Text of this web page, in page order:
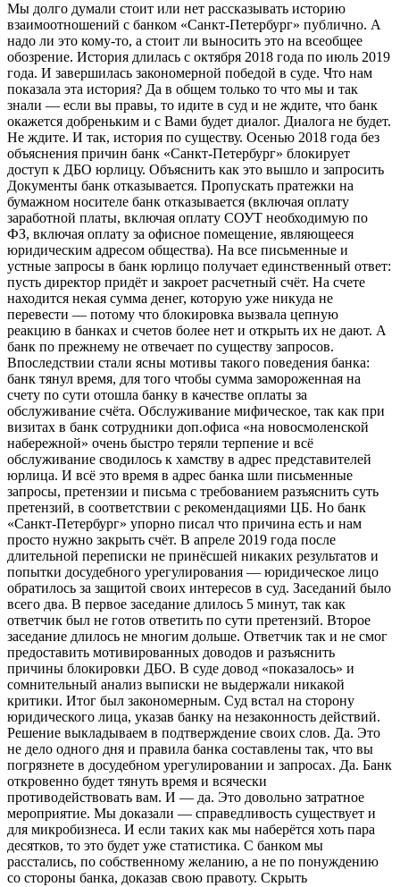
Мы долго думали стоит или нет рассказывать историю
взаимоотношений с банком «Санкт-Петербург» публично. А
надо ли это кому-то, а стоит ли выносить это на всеобщее
обозрение. История длилась с октября 2018 года по июль 2019
года. И завершилась закономерной победой в суде. Что нам
показала эта история? Да в общем только то что мы и так
знали — если вы правы, то идите в суд и не ждите, что банк
окажется добреньким и с Вами будет диалог. Диалога не будет.
Не ждите. И так, история по существу. Осенью 2018 года без
объяснения причин банк «Санкт-Петербург» блокирует
доступ к ДБО юрлицу. Объяснить как это вышло и запросить
Документы банк отказывается. Пропускать пратежки на
бумажном носителе банк отказывается (включая оплату
заработной платы, включая оплату СОУТ необходимую по
ФЗ, включая оплату за офисное помещение, являющееся
юридическим адресом общества). На все письменные и
устные запросы в банк юрлицо получает единственный ответ:
пусть директор придёт и закроет расчетный счёт. На счете
находится некая сумма денег, которую уже никуда не
перевести — потому что блокировка вызвала цепную
реакцию в банках и счетов более нет и открыть их не дают. А
банк по прежнему не отвечает по существу запросов.
Впоследствии стали ясны мотивы такого поведения банка:
банк тянул время, для того чтобы сумма замороженная на
счету по сути отошла банку в качестве оплаты за
обслуживание счёта. Обслуживание мифическое, так как при
визитах в банк сотрудники доп.офиса «на новосмоленской
набережной» очень быстро теряли терпение и всё
обслуживание сводилось к хамству в адрес представителей
юрлица. И всё это время в адрес банка шли письменные
запросы, претензии и письма с требованием разъяснить суть
претензий, в соответствии с рекомендациями ЦБ. Но банк
«Санкт-Петербург» упорно писал что причина есть и нам
просто нужно закрыть счёт. В апреле 2019 года после
длительной переписки не принёсшей никаких результатов и
попытки досудебного урегулирования — юридическое лицо
обратилось за защитой своих интересов в суд. Заседаний было
всего два. В первое заседание длилось 5 минут, так как
ответчик был не готов ответить по сути претензий. Второе
заседание длилось не многим дольше. Ответчик так и не смог
предоставить мотивированных доводов и разъяснить
причины блокировки ДБО. В суде довод «показалось» и
сомнительный анализ выписки не выдержали никакой
критики. Итог был закономерным. Суд встал на сторону
юридического лица, указав банку на незаконность действий.
Решение выкладываем в подтверждение своих слов. Да. Это
не дело одного дня и правила банка составлены так, что вы
погрязнете в досудебном урегулировании и запросах. Да. Банк
откровенно будет тянуть время и всячески
противодействовать вам. И — да. Это довольно затратное
мероприятие. Мы доказали — справедливость существует и
для микробизнеса. И если таких как мы наберётся хоть пара
десятков, то это будет уже статистика. С банком мы
расстались, по собственному желанию, а не по понуждению
со стороны банка, доказав свою правоту. Скрыть